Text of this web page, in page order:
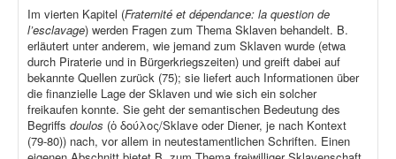
Im vierten Kapitel (Fraternité et dépendance: la question de
l’esclavage) werden Fragen zum Thema Sklaven behandelt. B.
erläutert unter anderem, wie jemand zum Sklaven wurde (etwa
durch Piraterie und in Bürgerkriegszeiten) und greift dabei auf
bekannte Quellen zurück (75); sie liefert auch Informationen über
die finanzielle Lage der Sklaven und wie sich ein solcher
freikaufen konnte. Sie geht der semantischen Bedeutung des
Begriffs doulos (ὁ δούλος/Sklave oder Diener, je nach Kontext
(79-80)) nach, vor allem in neutestamentlichen Schriften. Einen